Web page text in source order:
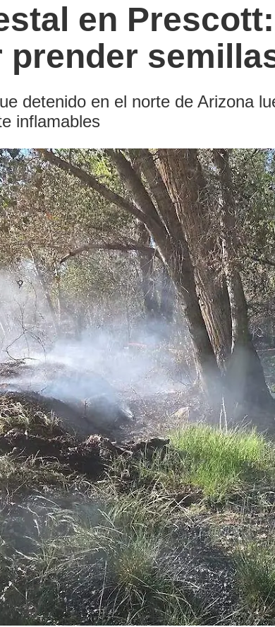
en
prender
detenido en el norte de Arizona
inflamables